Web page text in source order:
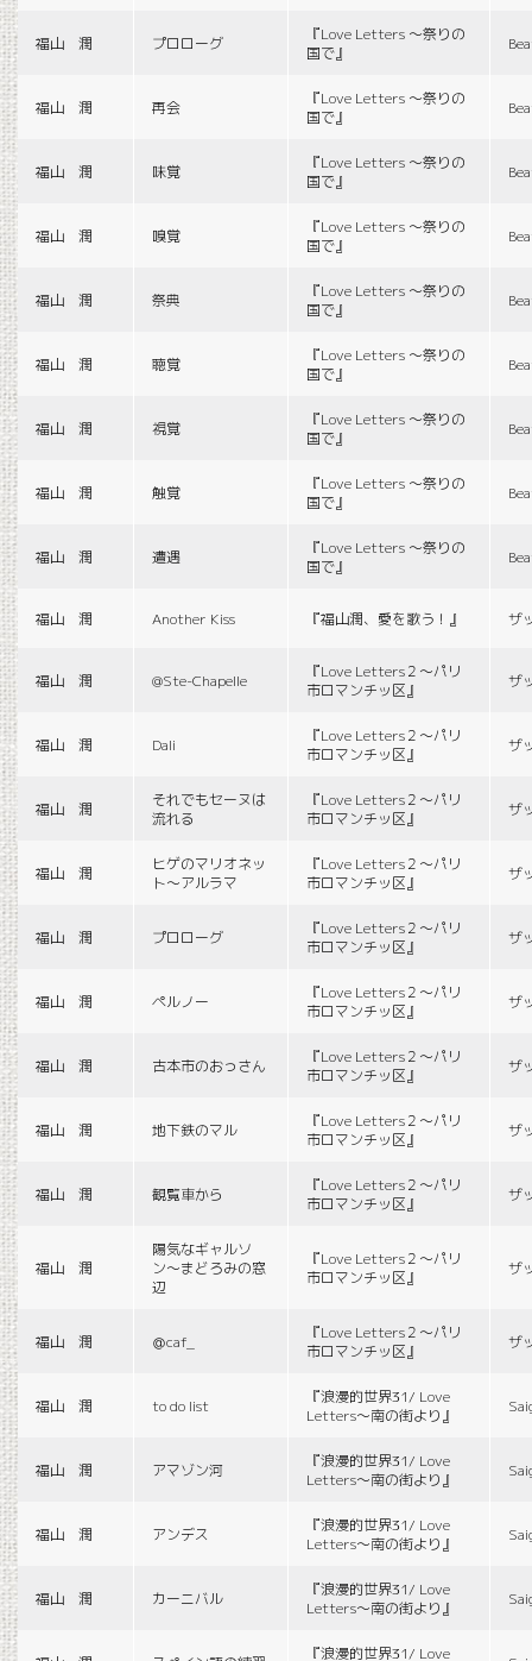
福山 潤 プロローグ
『Love Letters 〜祭りの
国で』
福山 潤 再会
『Love Letters 〜祭りの
国で』
福山 潤 味覚
『Love Letters 〜祭りの
国で』
福山 潤 嗅覚
『Love Letters 〜祭りの
国で』
福山 潤 祭典
『Love Letters 〜祭りの
国で』
福山 潤 聴覚
『Love Letters 〜祭りの
国で』
福山 潤 視覚
『Love Letters 〜祭りの
国で』
福山 潤 触覚
『Love Letters 〜祭りの
国で』
福山 潤 遭遇
『Love Letters 〜祭りの
国で』
福山 潤 Another Kiss 『福山潤、愛を歌う！』 ザ
福山 潤 @Ste-Chapelle
『Love Letters２〜パリ
市ロマンチッ区』
ザ
福山 潤 Dali
『Love Letters２〜パリ
市ロマンチッ区』
ザ
福山 潤
それでもセーヌは
流れる
『Love Letters２〜パリ
市ロマンチッ区』
ザ
福山 潤
ヒゲのマリオネッ
ト〜アルラマ
『Love Letters２〜パリ
市ロマンチッ区』
ザ
福山 潤 プロローグ
『Love Letters２〜パリ
市ロマンチッ区』
ザ
福山 潤 ペルノー
『Love Letters２〜パリ
市ロマンチッ区』
ザ
福山 潤 古本市のおっさん
『Love Letters２〜パリ
市ロマンチッ区』
ザ
福山 潤 地下鉄のマル
『Love Letters２〜パリ
市ロマンチッ区』
ザ
福山 潤 観覧車から
『Love Letters２〜パリ
市ロマンチッ区』
ザ
福山 潤
陽気なギャルソ
ン〜まどろみの窓
辺
『Love Letters２〜パリ
市ロマンチッ区』
ザ
福山 潤 ＠caf_
『Love Letters２〜パリ
市ロマンチッ区』
ザ
福山 潤 to do list
『浪漫的世界31/ Love
Letters〜南の街より』
福山 潤 アマゾン河
『浪漫的世界31/ Love
Letters〜南の街より』
福山 潤 アンデス
『浪漫的世界31/ Love
Letters〜南の街より』
福山 潤 カーニバル
『浪漫的世界31/ Love
Letters〜南の街より』
『浪漫的世界31/ Love